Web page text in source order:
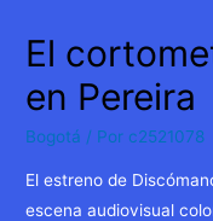
El
en Pereira
Bogotá / Por c2521078
El estreno de
escena audiovisual